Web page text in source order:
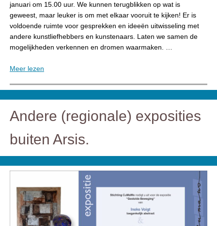
januari om 15.00 uur. We kunnen terugblikken op wat is
geweest, maar leuker is om met elkaar vooruit te kijken! Er is
voldoende ruimte voor gesprekken en ideeën uitwisseling met
andere kunstliefhebbers en kunstenaars. Laten we samen de
mogelijkheden verkennen en dromen waarmaken. …
Meer lezen
Andere (regionale) exposities
buiten Arsis.